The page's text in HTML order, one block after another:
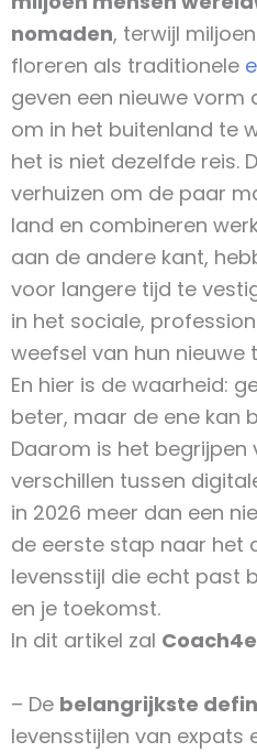
nomaden, terwijl
floreren als traditionele
geven een nieuwe
om in het buitenland te
het is niet dezelfde reis.
verhuizen om de paar
land en combineren
aan de andere kant,
voor langere tijd te
in het sociale,
weefsel van hun nieuwe
En hier is de waarheid:
beter, maar de ene kan
Daarom is het begrijpen
verschillen tussen
in 2026 meer dan een
de eerste stap naar het
levensstijl die echt past
en je toekomst.
In dit artikel zal
– De belangrijkste
levensstijlen van expats